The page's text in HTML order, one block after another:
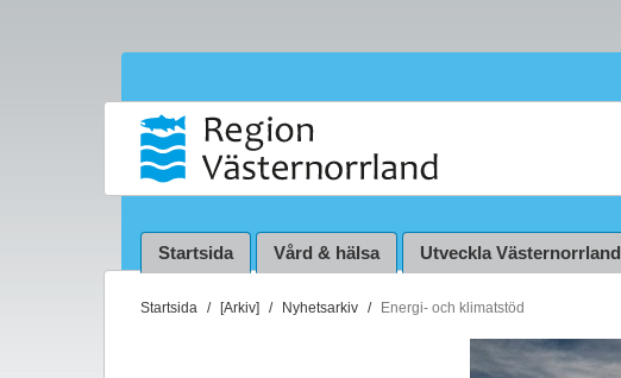
Startsida Vård & hälsa Utveckla Västernorrland
D
Startsida [Arkiv] Nyhetsarkiv Energi- och klimatstöd